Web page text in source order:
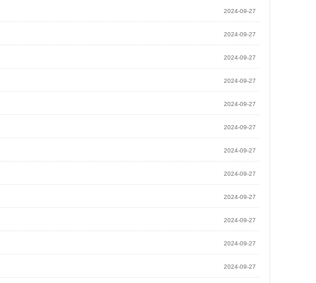
2024-09-27
2024-09-27
2024-09-27
2024-09-27
2024-09-27
2024-09-27
2024-09-27
2024-09-27
2024-09-27
2024-09-27
2024-09-27
2024-09-27